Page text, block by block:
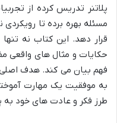
پلاتنر تدریس کرده از
مسئله بهره برده تا رویکردی
قرار دهد. این کتاب نه تنها
حکایات و مثال های واقعی
فهم بیان می کند. هدف
به موفقیت یک مهارت
طرز فکر و عادت های خود